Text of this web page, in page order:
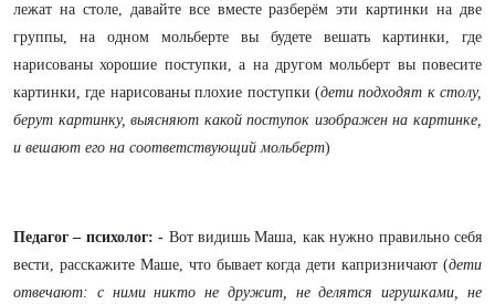
лежат на столе, давайте все вместе разберём эти картинки на две
группы, на одном мольберте вы будете вешать картинки, где
нарисованы хорошие поступки, а на другом мольберт вы повесите
картинки, где нарисованы плохие поступки (дети подходят к столу,
берут картинку, выясняют какой поступок изображен на картинке,
и вешают его на соответствующий мольберт)
Педагог – психолог: - Вот видишь Маша, как нужно правильно себя
вести, расскажите Маше, что бывает когда дети капризничают (дети
отвечают: с ними никто не дружит, не делятся игрушками, не